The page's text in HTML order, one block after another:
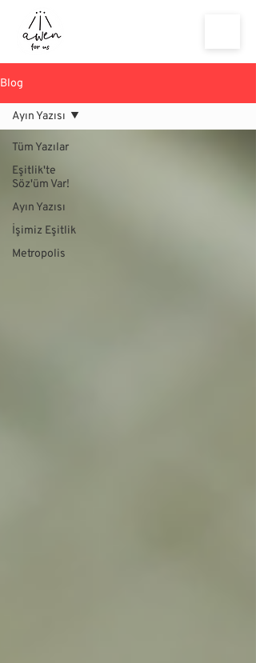
Blog
Tüm Yazılar
Eşitlik'te
Söz'üm Var!
Ayın Yazısı
İşimiz Eşitlik
Metropolis
Ayın Yazısı